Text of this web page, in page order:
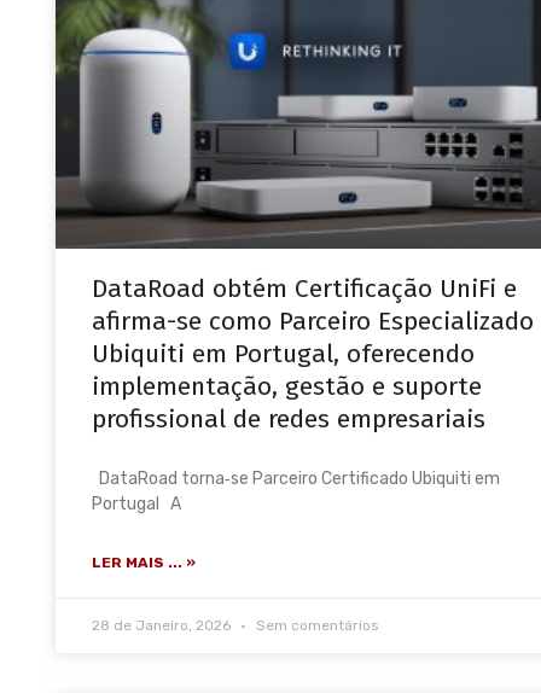
DataRoad obtém Certificação UniFi e
afirma-se como Parceiro Especializado
Ubiquiti em Portugal, oferecendo
implementação, gestão e suporte
profissional de redes empresariais
DataRoad torna‑se Parceiro Certificado Ubiquiti em
Portugal A
LER MAIS ... »
28 de Janeiro, 2026 Sem comentários